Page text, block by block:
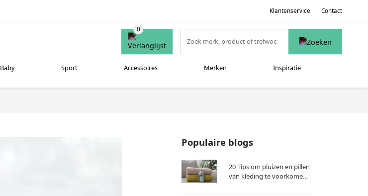
Klantenservice Contact
Baby Sport Accessoires Merken Inspiratie
Populaire blogs
20 Tips om pluizen en pillen
van kleding te voorkomen